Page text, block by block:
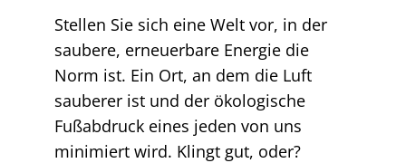
Stellen Sie sich eine Welt vor, in der
saubere, erneuerbare Energie die
Norm ist. Ein Ort, an dem die Luft
sauberer ist und der ökologische
Fußabdruck eines jeden von uns
minimiert wird. Klingt gut, oder?